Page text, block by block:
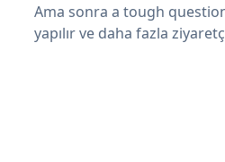
Ama sonra a tough
yapılır ve daha fazla